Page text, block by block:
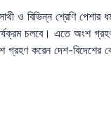
ও বিভিন্ন শ্রেণি পেশার
চলবে। এতে অংশ গ্রহণ
করেন দেশ-বিদেশের